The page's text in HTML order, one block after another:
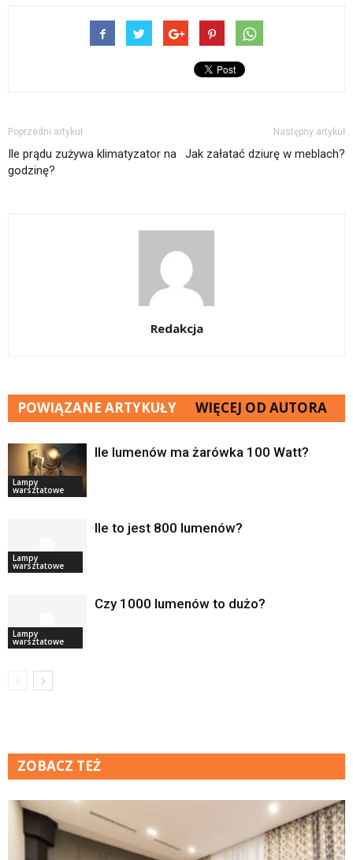
Poprzedni artykuł
Ile prądu zużywa klimatyzator na
godzinę?
Następny artykuł
Jak załatać dziurę w meblach?
Redakcja
POWIĄZANE ARTYKUŁY WIĘCEJ OD AUTORA
Lampy
warsztatowe
Ile lumenów ma żarówka 100 Watt?
Lampy
warsztatowe
Ile to jest 800 lumenów?
Lampy
warsztatowe
Czy 1000 lumenów to dużo?
ZOBACZ TEŻ